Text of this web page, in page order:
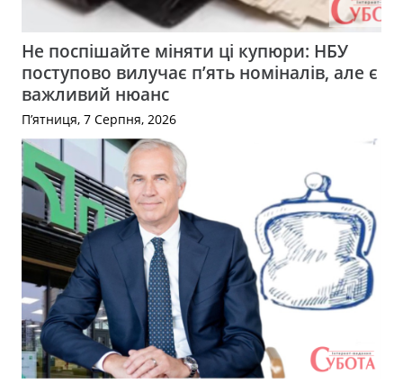
Не поспішайте міняти ці купюри: НБУ
поступово вилучає п’ять номіналів, але є
важливий нюанс
П’ятниця, 7 Серпня, 2026